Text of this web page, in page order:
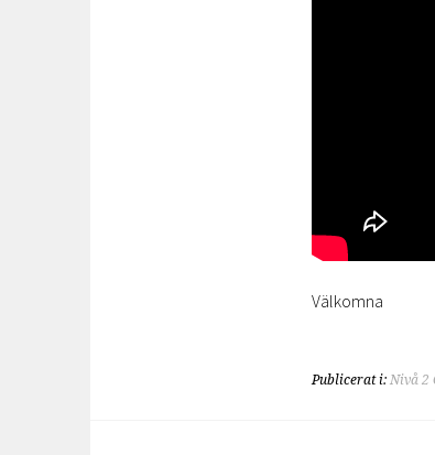
Välkomna
Publicerat i: Nivå 2